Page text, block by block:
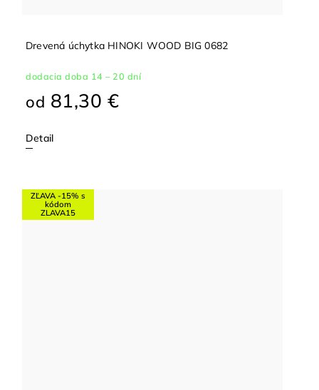
Drevená úchytka HINOKI WOOD BIG 0682
dodacia doba 14 – 20 dní
od 81,30 €
Detail
ZĽAVA -15% s
kódom
ZLAVA15